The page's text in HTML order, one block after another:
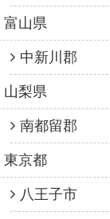
富山県
中新川郡
山梨県
南都留郡
東京都
八王子市